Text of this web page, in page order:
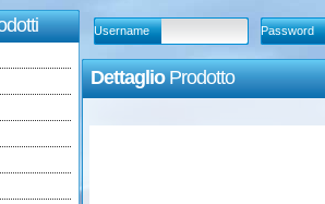
Username Password
DettaglioProdotto